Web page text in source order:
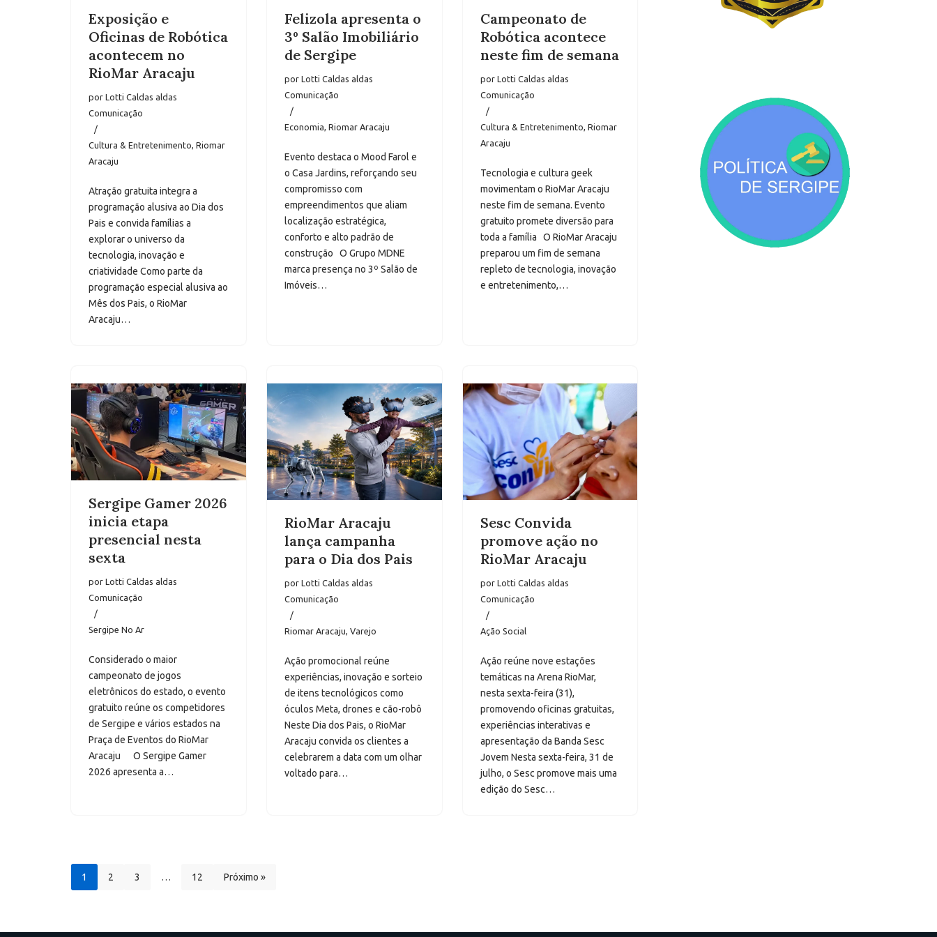
Exposição e
Oficinas de Robótica
acontecem no
RioMar Aracaju
por Lotti Caldas aldas
Comunicação
Cultura & Entretenimento, Riomar
Aracaju
Atração gratuita integra a
programação alusiva ao Dia dos
Pais e convida famílias a
explorar o universo da
tecnologia, inovação e
criatividade Como parte da
programação especial alusiva ao
Mês dos Pais, o RioMar
Aracaju…
Felizola apresenta o
3º Salão Imobiliário
de Sergipe
por Lotti Caldas aldas
Comunicação
Economia, Riomar Aracaju
Evento destaca o Mood Farol e
o Casa Jardins, reforçando seu
compromisso com
empreendimentos que aliam
localização estratégica,
conforto e alto padrão de
construção O Grupo MDNE
marca presença no 3º Salão de
Imóveis…
Campeonato de
Robótica acontece
neste fim de semana
por Lotti Caldas aldas
Comunicação
Cultura & Entretenimento, Riomar
Aracaju
Tecnologia e cultura geek
movimentam o RioMar Aracaju
neste fim de semana. Evento
gratuito promete diversão para
toda a família O RioMar Aracaju
preparou um fim de semana
repleto de tecnologia, inovação
e entretenimento,…
Sergipe Gamer 2026
inicia etapa
presencial nesta
sexta
por Lotti Caldas aldas
Comunicação
Sergipe No Ar
Considerado o maior
campeonato de jogos
eletrônicos do estado, o evento
gratuito reúne os competidores
de Sergipe e vários estados na
Praça de Eventos do RioMar
Aracaju O Sergipe Gamer
2026 apresenta a…
RioMar Aracaju
lança campanha
para o Dia dos Pais
por Lotti Caldas aldas
Comunicação
Riomar Aracaju, Varejo
Ação promocional reúne
experiências, inovação e sorteio
de itens tecnológicos como
óculos Meta, drones e cão-robô
Neste Dia dos Pais, o RioMar
Aracaju convida os clientes a
celebrarem a data com um olhar
voltado para…
Sesc Convida
promove ação no
RioMar Aracaju
por Lotti Caldas aldas
Comunicação
Ação Social
Ação reúne nove estações
temáticas na Arena RioMar,
nesta sexta-feira (31),
promovendo oficinas gratuitas,
experiências interativas e
apresentação da Banda Sesc
Jovem Nesta sexta-feira, 31 de
julho, o Sesc promove mais uma
edição do Sesc…
1 2 3 … 12 Próximo »